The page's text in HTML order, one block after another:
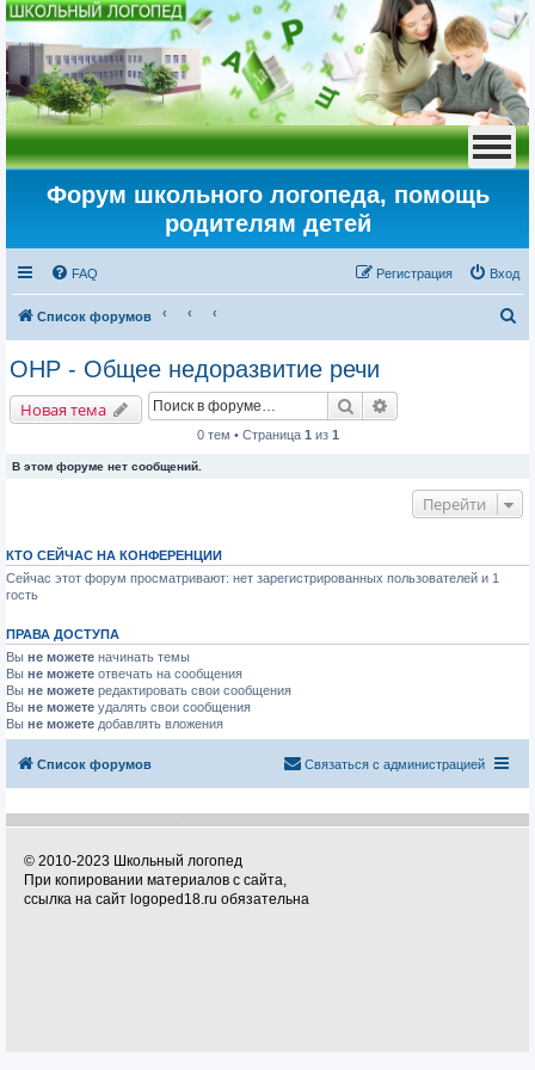
Форум школьного логопеда, помощь
родителям детей
FAQ Вход
Регистрация
Список форумов
о
ОНР - Общее недоразвитие речи
Новая тема Поиск
0 тем • Страница 1 из 1
В этом форуме нет сообщений.
Перейти
КТО СЕЙЧАС НА КОНФЕРЕНЦИИ
Сейчас этот форум просматривают: нет зарегистрированных пользователей и 1
гость
ПРАВА ДОСТУПА
Вы не можете начинать темы
Вы не можете отвечать на сообщения
Вы не можете редактировать свои сообщения
Вы не можете удалять свои сообщения
Вы не можете добавлять вложения
Список форумов Связаться с администрацией
© 2010-2023 Школьный логопед
При копировании материалов с сайта,
ссылка на сайт logoped18.ru обязательна